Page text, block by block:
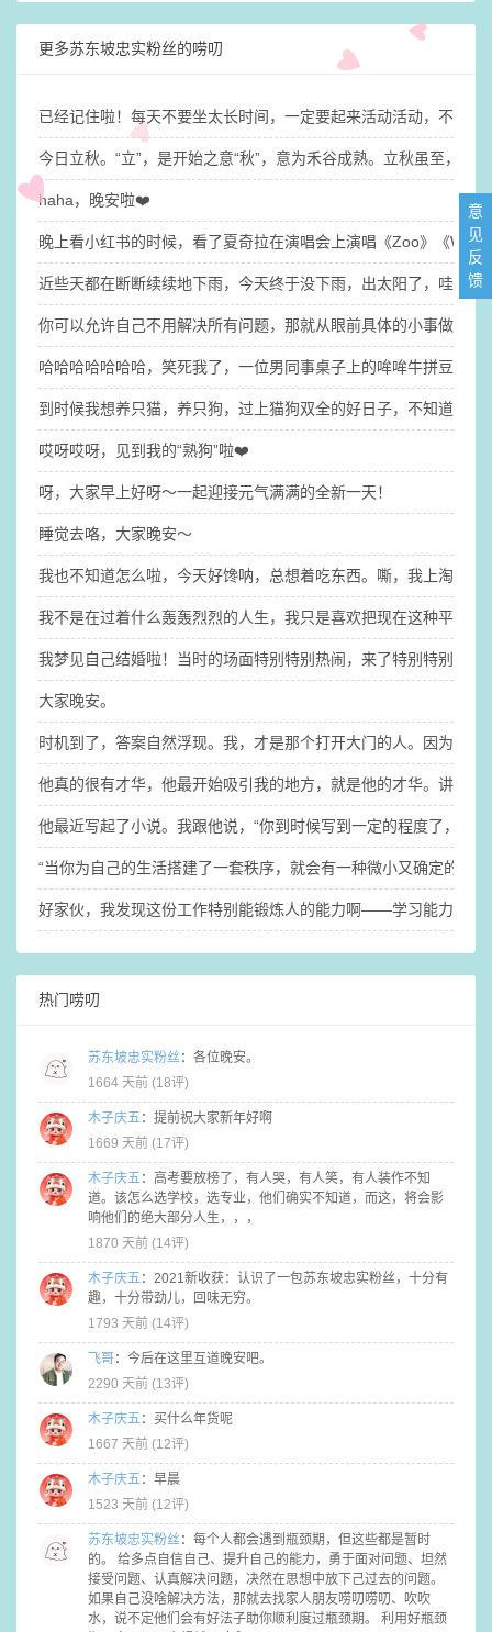
更多苏东坡忠实粉丝的唠叨
已经记住啦！每天不要坐太长时间，一定要起来活动活动，不然大
今日立秋。“立”，是开始之意“秋”，意为禾谷成熟。立秋虽至，
haha，晚安啦❤️
晚上看小红书的时候，看了夏奇拉在演唱会上演唱《Zoo》《
近些天都在断断续续地下雨，今天终于没下雨，出太阳了，哇咔
你可以允许自己不用解决所有问题，那就​从眼前具体的小事做起吧
哈哈哈哈哈哈哈，笑死我了，一位男同事桌子上的哞哞牛拼豆有点
到时候我想养只猫，养只狗，过上猫狗双全的好日子，不知道我
哎呀哎呀，见到我的“熟狗”啦❤️
呀，大家早上好呀～一起迎接元气满满的全新一天！
睡觉去咯，大家晚安～
我也不知道怎么啦，今天好馋呐，总想着吃东西。嘶，我上淘宝
我不是在过着什么轰轰烈烈的人生，我只是喜欢把现在这种平平
我梦见自己结婚啦！​当时的场面特别特别热闹，来了特别特别多
大家晚安。
时机到了，答案自然浮现。我，才是那个打开大门的人。因为钥匙
他真的很有才华，他最开始吸引我的地方，就是他的才华。讲真
他最近写起了小说。​我跟他说，“你到时候写到一定的程度了，你
“当你为自己的生活搭建了一套秩序，就会有一种微小又确定的稳
好家伙，我发现这份工作特别能锻炼人的能力啊——学习能力、适
热门唠叨
苏东坡忠实粉丝： 各位晚安。
1664 天前 (18评)
木子庆五： 提前祝大家新年好啊
1669 天前 (17评)
木子庆五： 高考要放榜了，有人哭，有人笑，有人装作不知
道。该怎么选学校，选专业，他们确实不知道，而这，将会影
响他们的绝大部分人生，，，
1870 天前 (14评)
木子庆五： 2021新收获：认识了一包苏东坡忠实粉丝，十分有
趣，十分带劲儿，回味无穷。
1793 天前 (14评)
飞哥： 今后在这里互道晚安吧。
2290 天前 (13评)
木子庆五： 买什么年货呢
1667 天前 (12评)
木子庆五： 早晨
1523 天前 (12评)
苏东坡忠实粉丝： 每个人都会遇到瓶颈期，但这些都是暂时
的。 给多点自信自己、提升自己的能力，勇于面对问题、坦然
接受问题、认真解决问题，决然在思想中放下己过去的问题。
如果自己没啥解决方法，那就去找家人朋友唠叨唠叨、吹吹
水，说不定他们会有好法子助你顺利度过瓶颈期。 利用好瓶颈
意
见
反
馈